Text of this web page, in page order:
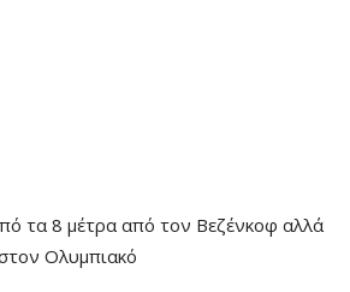
τα 8 μέτρα από τον Βεζένκοφ αλλά
Ολυμπιακό